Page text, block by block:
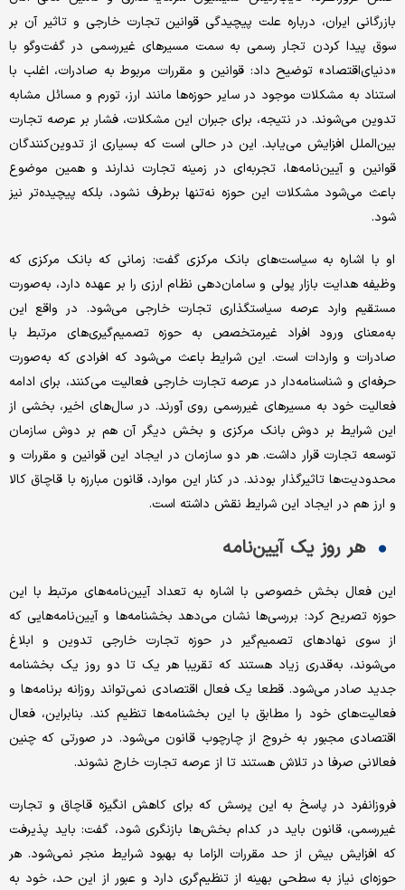
بازرگانی ایران، درباره علت پیچیدگی قوانین تجارت خارجی و تاثیر آن بر
سوق پیدا کردن تجار رسمی به سمت مسیرهای غیررسمی در گفت‌وگو با
«دنیای‌اقتصاد» توضیح داد: قوانین و مقررات مربوط به صادرات، اغلب با
استناد به مشکلات موجود در سایر حوزه‌ها مانند ارز، تورم و مسائل مشابه
تدوین می‌شوند. در نتیجه، برای جبران این مشکلات، فشار بر عرصه تجارت
بین‌الملل افزایش می‌یابد. این در حالی است که بسیاری از تدوین‌کنندگان
قوانین و آیین‌نامه‌ها، تجربه‌ای در زمینه تجارت ندارند و همین موضوع
باعث می‌شود مشکلات این حوزه نه‌تنها برطرف نشود، بلکه پیچیده‌تر نیز
شود.
او با اشاره به سیاست‌های بانک مرکزی گفت: زمانی که بانک مرکزی که
وظیفه هدایت بازار پولی و سامان‌دهی نظام ارزی را بر عهده دارد، به‌صورت
مستقیم وارد عرصه سیاستگذاری تجارت خارجی می‌شود. در واقع این
به‌معنای ورود افراد غیرمتخصص به حوزه تصمیم‌گیری‌های مرتبط با
صادرات و واردات است. این شرایط باعث می‌شود که افرادی که به‌صورت
حرفه‌ای و شناسنامه‌دار در عرصه تجارت خارجی فعالیت می‌کنند، برای ادامه
فعالیت خود به مسیرهای غیررسمی روی آورند. در سال‌های اخیر، بخشی از
این شرایط بر دوش بانک مرکزی و بخش دیگر آن هم بر دوش سازمان
توسعه تجارت قرار داشت. هر دو سازمان در ایجاد این‌ قوانین و مقررات و
محدودیت‌ها تاثیر‌گذار بودند. در کنار این موارد، قانون مبارزه با قاچاق کالا
و ارز هم در ایجاد این شرایط نقش داشته است.
هر روز یک آیین‌نامه
این فعال بخش خصوصی با اشاره به تعداد آیین‌نامه‌های مرتبط با این
حوزه تصریح کرد: بررسی‌ها نشان می‌دهد بخشنامه‌ها و آیین‌نامه‌هایی که
از سوی نهادهای تصمیم‌گیر در حوزه تجارت خارجی تدوین و ابلاغ
می‌شوند، به‌قدری زیاد هستند که تقریبا هر یک تا دو روز یک بخشنامه
جدید صادر می‌شود. قطعا یک فعال اقتصادی نمی‌تواند روزانه برنامه‌ها و
فعالیت‌های خود را مطابق با این بخشنامه‌ها تنظیم کند. بنابراین، فعال
اقتصادی مجبور به خروج از چارچوب قانون می‌شود.‌ در صورتی که چنین
فعالانی صرفا در تلاش هستند تا از عرصه تجارت‌ خارج نشوند.
فروزانفرد در پاسخ به این پرسش که برای کاهش انگیزه قاچاق و تجارت
غیررسمی، قانون باید در کدام بخش‌ها بازنگری شود، گفت: باید پذیرفت
که افزایش بیش از حد مقررات الزاما به بهبود شرایط منجر نمی‌شود. هر
حوزه‌ای نیاز به سطحی بهینه از تنظیم‌گری دارد و عبور از این حد، خود به